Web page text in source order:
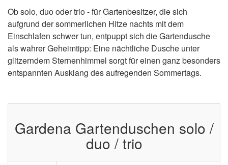
Ob solo, duo oder trio - für Gartenbesitzer, die sich
aufgrund der sommerlichen Hitze nachts mit dem
Einschlafen schwer tun, entpuppt sich die Gartendusche
als wahrer Geheimtipp: Eine nächtliche Dusche unter
glitzerndem Sternenhimmel sorgt für einen ganz besonders
entspannten Ausklang des aufregenden Sommertags.
Gardena Gartenduschen solo /
duo / trio